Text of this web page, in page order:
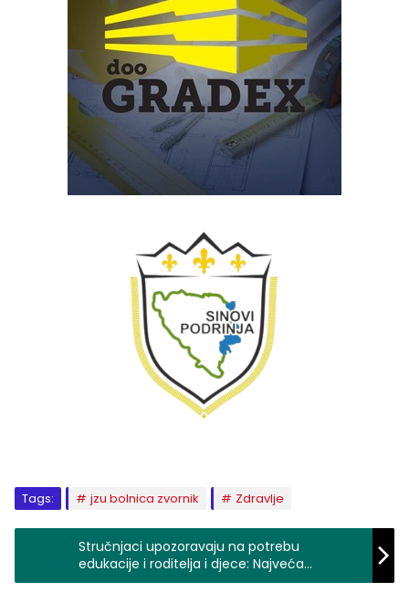
Tags: jzu bolnica zvornik Zdravlje
Stručnjaci upozoravaju na potrebu
edukacije i roditelja i djece: Najveća
opasnost na “TIK-TOKU”